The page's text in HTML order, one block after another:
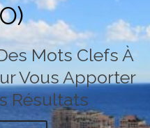
Mots Clefs À
Vous Apporter
Résultats